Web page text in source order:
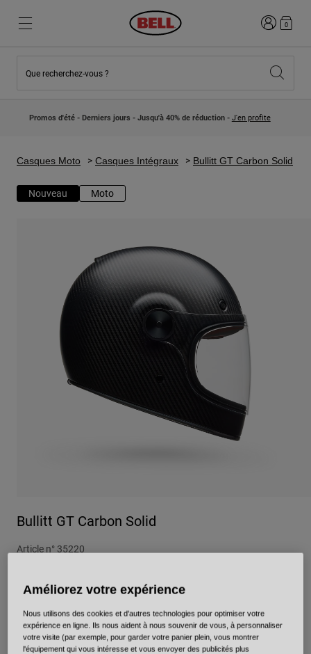
Nouveautés
Casques Motocross Enfant
Explorez Moto
Motocross
Adventure
Rétro
Pièces détachées
Nouveautés
Lifestyle
Intégrales
Route et Gravel
BMX
Pièces détachées
Connexion
0
Que recherchez-vous ?
Promos d'été - Derniers jours - Jusqu'à 40% de réduction - J'en profite
Casques Moto Casques Intégraux Bullitt GT Carbon Solid
Nouveau Moto
Bullitt GT Carbon Solid
Article n°35220
Couleur -Noir mat
Améliorez votre expérience
Nous utilisons des cookies et d'autres technologies pour optimiser votre
expérience en ligne. Ils nous aident à nous souvenir de vous, à personnaliser
votre visite (par exemple, pour garder votre panier plein, vous montrer
l'équipement qui vous intéresse et vous envoyer des publicités plus